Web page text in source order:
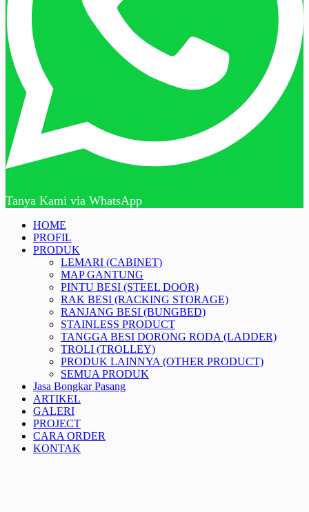
Tanya Kami via WhatsApp
HOME
PROFIL
PRODUK
LEMARI (CABINET)
MAP GANTUNG
PINTU BESI (STEEL DOOR)
RAK BESI (RACKING STORAGE)
RANJANG BESI (BUNGBED)
STAINLESS PRODUCT
TANGGA BESI DORONG RODA (LADDER)
TROLI (TROLLEY)
PRODUK LAINNYA (OTHER PRODUCT)
SEMUA PRODUK
Jasa Bongkar Pasang
ARTIKEL
GALERI
PROJECT
CARA ORDER
KONTAK